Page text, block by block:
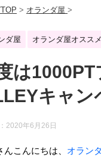
> オランダ屋 >
ダ屋 オランダ屋オスス
は1000PT
キャン
2020年6月26日
んこんにちは、 オラン